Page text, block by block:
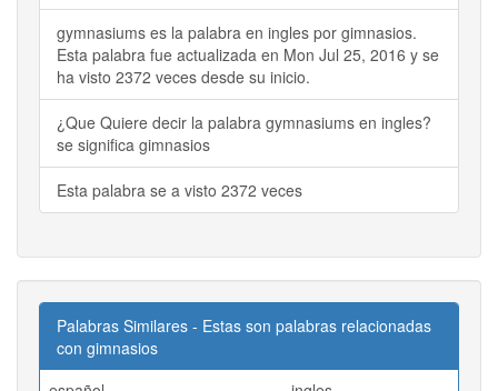
gymnasiums es la palabra en ingles por gimnasios.
Esta palabra fue actualizada en Mon Jul 25, 2016 y se
ha visto 2372 veces desde su inicio.
¿Que Quiere decir la palabra gymnasiums en ingles?
se significa gimnasios
Esta palabra se a visto 2372 veces
Palabras Similares - Estas son palabras relacionadas
con gimnasios